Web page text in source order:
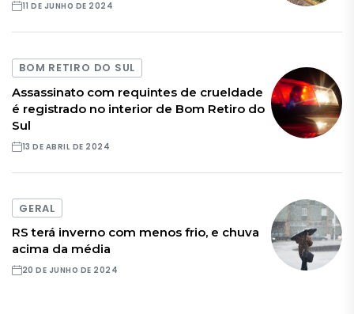
11 DE JUNHO DE 2024
BOM RETIRO DO SUL
Assassinato com requintes de crueldade
é registrado no interior de Bom Retiro do
Sul
13 DE ABRIL DE 2024
GERAL
RS terá inverno com menos frio, e chuva
acima da média
20 DE JUNHO DE 2024